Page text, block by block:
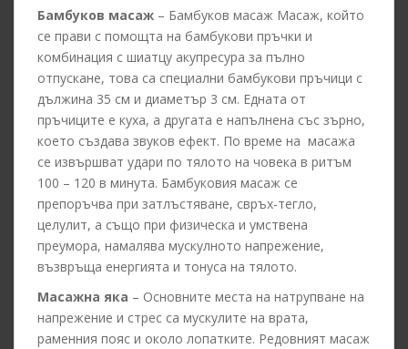
Бамбуков масаж – Бамбуков масаж Масаж, който
се прави с помощта на бамбукови пръчки и
комбинация с шиатцу акупресура за пълно
отпускане, това са специални бамбукови пръчици с
дължина 35 см и диаметър 3 см. Едната от
пръчиците е куха, а другата е напълнена със зърно,
което създава звуков ефект. По време на масажа
се извършват удари по тялото на човека в ритъм
100 – 120 в минута. Бамбуковия масаж се
препоръчва при затлъстяване, свръх-тегло,
целулит, а също при физическа и умствена
преумора, намалява мускулното напрежение,
възвръща енергията и тонуса на тялото.
Масажна яка – Основните места на натрупване на
напрежение и стрес са мускулите на врата,
раменния пояс и около лопатките. Редовният масаж